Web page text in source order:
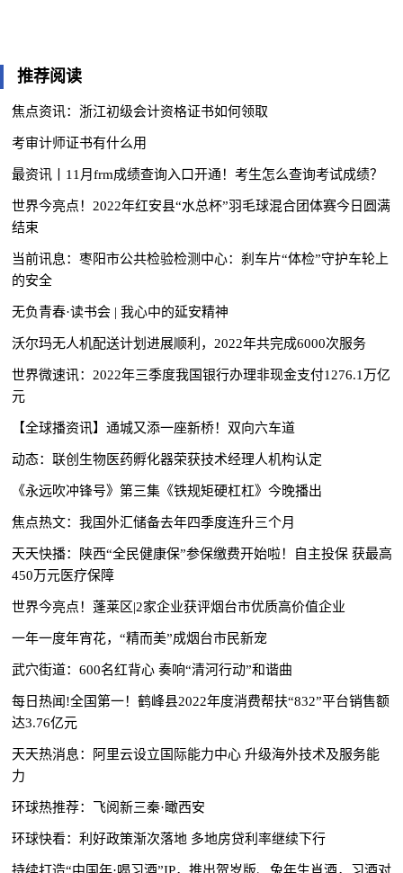
推荐阅读
焦点资讯：浙江初级会计资格证书如何领取
考审计师证书有什么用
最资讯丨11月frm成绩查询入口开通！考生怎么查询考试成绩？
世界今亮点！2022年红安县“水总杯”羽毛球混合团体赛今日圆满
结束
当前讯息：枣阳市公共检验检测中心：刹车片“体检”守护车轮上
的安全
无负青春·读书会 | 我心中的延安精神
沃尔玛无人机配送计划进展顺利，2022年共完成6000次服务
世界微速讯：2022年三季度我国银行办理非现金支付1276.1万亿
元
【全球播资讯】通城又添一座新桥！双向六车道
动态：联创生物医药孵化器荣获技术经理人机构认定
《永远吹冲锋号》第三集《铁规矩硬杠杠》今晚播出
焦点热文：我国外汇储备去年四季度连升三个月
天天快播：陕西“全民健康保”参保缴费开始啦！自主投保 获最高
450万元医疗保障
世界今亮点！蓬莱区|2家企业获评烟台市优质高价值企业
一年一度年宵花，“精而美”成烟台市民新宠
武穴街道：600名红背心 奏响“清河行动”和谐曲
每日热闻!全国第一！鹤峰县2022年度消费帮扶“832”平台销售额
达3.76亿元
天天热消息：阿里云设立国际能力中心 升级海外技术及服务能
力
环球热推荐：飞阅新三秦·瞰西安
环球快看：利好政策渐次落地 多地房贷利率继续下行
持续打造“中国年·喝习酒”IP，推出贺岁版、兔年生肖酒，习酒对